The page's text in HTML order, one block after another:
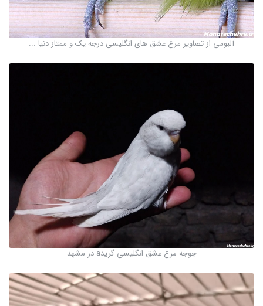
آلبومی از تصاویر مرغ عشق های انگلیسی درجه یک و ممتاز دنیا ...
جوجه مرغ عشق انگلیسی گریدa در مشهد